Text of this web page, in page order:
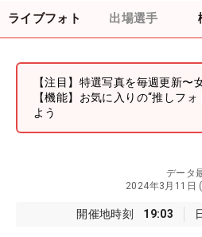
ライブフォト 出場選手
【注目】特選写真を毎週更新〜
【機能】お気に入りの“推しフ
よう
開催地時刻 19:03
データ
2024年3月11日